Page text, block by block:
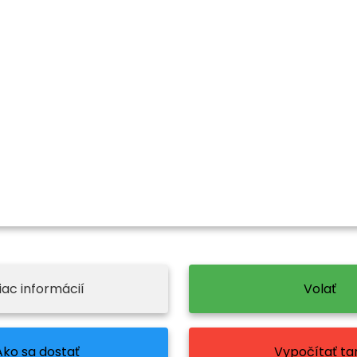
informácií Volať
sa dostať Vypočítať